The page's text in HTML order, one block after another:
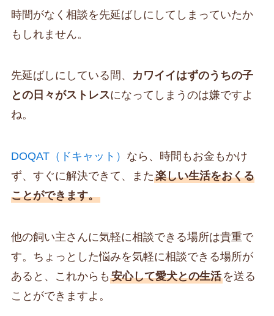
時間がなく相談を先延ばしにしてしまっていたか
もしれません。
先延ばしにしている間、
カワイイはずのうちの子
との日々がストレスになってしまうのは嫌ですよ
ね。
DOQAT（ドキャット） なら、時間もお金もかけ
ず、すぐに解決できて、また楽しい生活をおくる
ことができます。
他の飼い主さんに気軽に相談できる場所は貴重で
す。ちょっとした悩みを気軽に相談できる場所が
あると、これからも 安心して愛犬との生活を送る
ことができますよ。